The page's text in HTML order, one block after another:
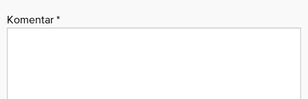
Komentar *